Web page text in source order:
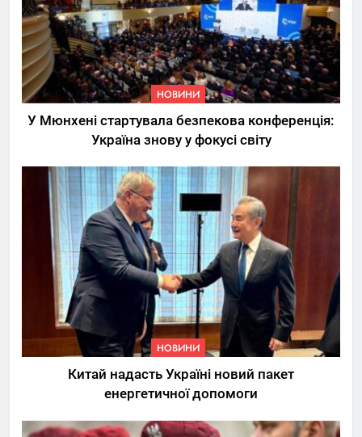
НОВИНИ
У Мюнхені стартувала безпекова конференція:
Україна знову у фокусі світу
НОВИНИ
Китай надасть Україні новий пакет
енергетичної допомоги
5
Трамп вимагає від
Зеленського активних кроків
у мирному процесі
НОВИНИ
6
КМДА заявила про параліч
“Київтеплоенерго” через
обшуки СБУ
НОВИНИ